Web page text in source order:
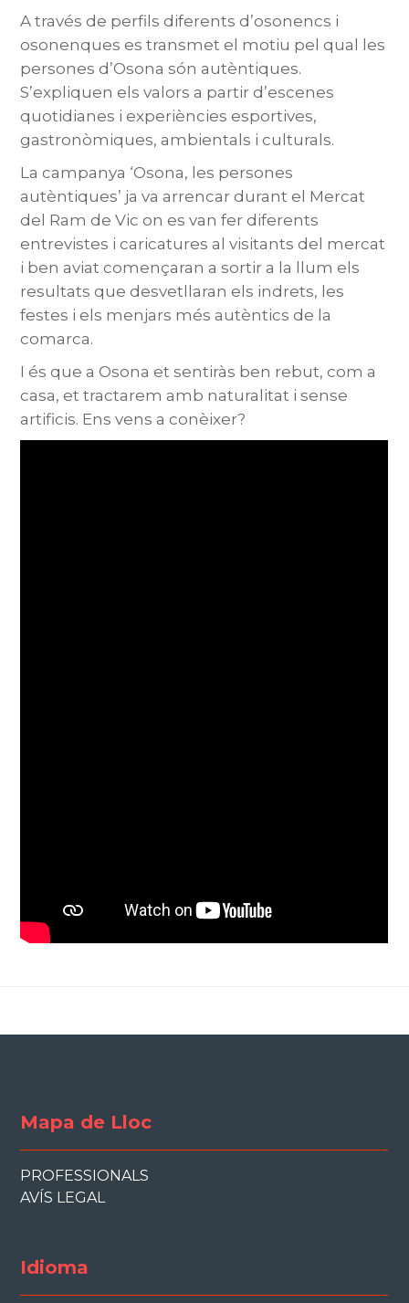
A través de perfils diferents d’osonencs i
osonenques es transmet el motiu pel qual les
persones d’Osona són autèntiques.
S’expliquen els valors a partir d’escenes
quotidianes i experiències esportives,
gastronòmiques, ambientals i culturals.
La campanya ‘Osona, les persones
autèntiques’ ja va arrencar durant el Mercat
del Ram de Vic on es van fer diferents
entrevistes i caricatures al visitants del mercat
i ben aviat començaran a sortir a la llum els
resultats que desvetllaran els indrets, les
festes i els menjars més autèntics de la
comarca.
I és que a Osona et sentiràs ben rebut, com a
casa, et tractarem amb naturalitat i sense
artificis. Ens vens a conèixer?
Mapa de Lloc
PROFESSIONALS
AVÍS LEGAL
Idioma